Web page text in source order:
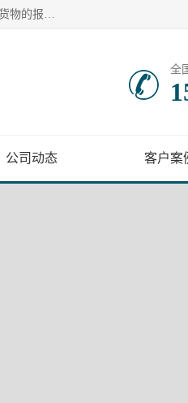
广州市盈亿物流有限公司主要从事：南沙港集装箱拖车、蛇口港集装箱拖车、盐田港集装箱拖车；公司主要提供进出口货物的报关报检、集装箱拖车、特种柜拖车、散货车、仓储搬运、装拆箱配送等港口物流服务。服务区域涵盖全国，起运港口：黄埔港、南沙港、盐田港、蛇口港等码头以及广州白云机场和火车站如南沙港火车站、 大朗、增城西、石龙等货运站。
全
公司动态 客户案